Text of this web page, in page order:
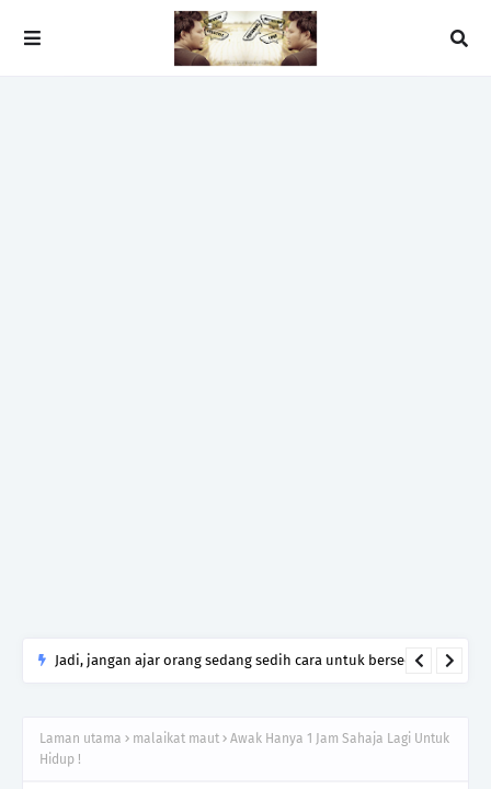
Jadi, jangan ajar orang sedang sedih cara untuk bersedih.
Laman utama malaikat maut
Awak Hanya 1 Jam Sahaja Lagi Untuk
Hidup !